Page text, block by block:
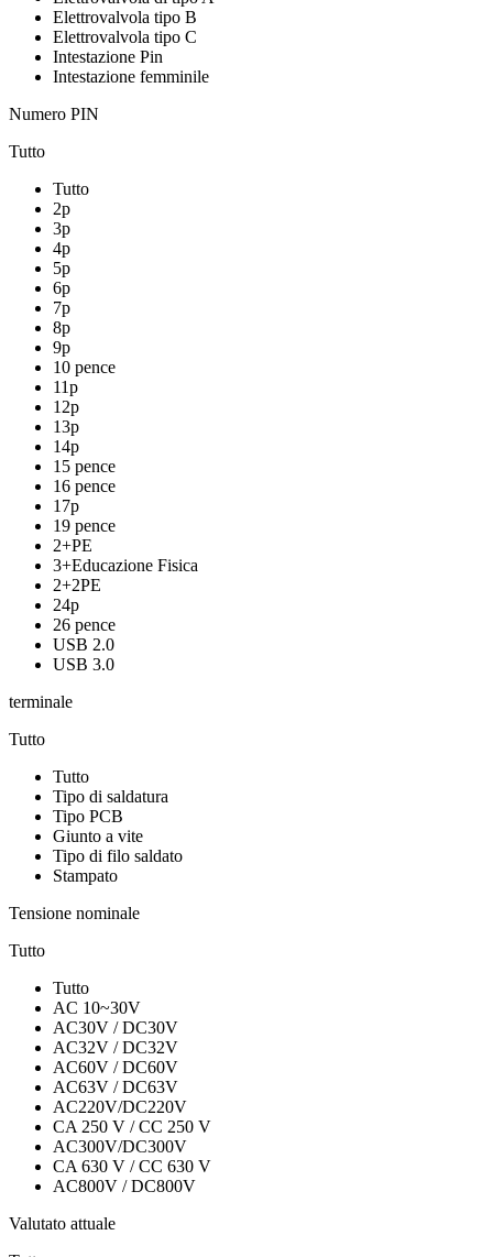
Elettrovalvola tipo B
Elettrovalvola tipo C
Intestazione Pin
Intestazione femminile
Numero PIN
Tutto
Tutto
2p
3p
4p
5p
6p
7p
8p
9p
10 pence
11p
12p
13p
14p
15 pence
16 pence
17p
19 pence
2+PE
3+Educazione Fisica
2+2PE
24p
26 pence
USB 2.0
USB 3.0
terminale
Tutto
Tutto
Tipo di saldatura
Tipo PCB
Giunto a vite
Tipo di filo saldato
Stampato
Tensione nominale
Tutto
Tutto
AC 10~30V
AC30V / DC30V
AC32V / DC32V
AC60V / DC60V
AC63V / DC63V
AC220V/DC220V
CA 250 V / CC 250 V
AC300V/DC300V
CA 630 V / CC 630 V
AC800V / DC800V
Valutato attuale